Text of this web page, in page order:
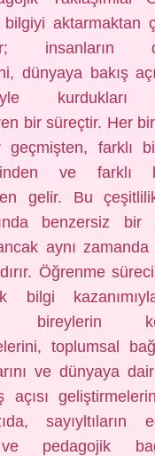
bilgiyi aktarmaktan
insanların
dünyaya bakış
kurdukları
bir süreçtir. Her
geçmişten, farklı
ve farklı
gelir. Bu
benzersiz bir
aynı
Öğrenme
bilgi
bireylerin
toplumsal
ve dünyaya
açısı
sayıyltıların
pedagojik